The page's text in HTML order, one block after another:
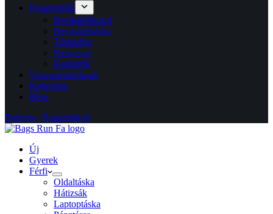
Kiegészítők
Bevásárlókocsi
Bevásárlótáska
Táskadísz
Neszeszer
Karkötők
Viszonteladóknak
Kapcsolat
Blog
Belépés / Regisztráció
Új
Gyerek
Férfi
Oldaltáska
Hátizsák
Laptoptáska